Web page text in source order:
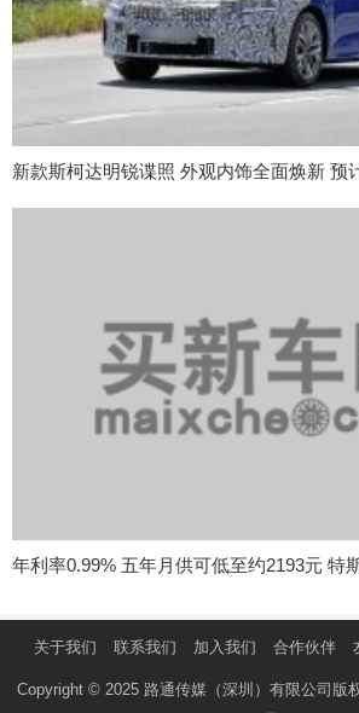
新款斯柯达明锐谍照 外观内饰全面焕新 预
年利率0.99% 五年月供可低至约2193元 特
关于我们 联系我们 加入我们 合作伙伴
Copyright © 2025 路通传媒（深圳）有限公司版